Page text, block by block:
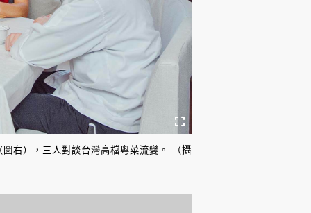
右），三人對談台灣高檔粵菜流變。 （攝